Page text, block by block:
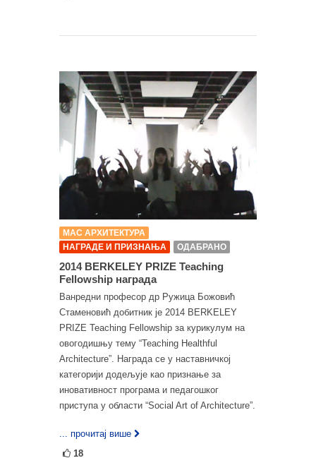
МАС АРХИТЕКТУРА
НАГРАДЕ И ПРИЗНАЊА
ОДАБРАНО
2014 BERKELEY PRIZE Teaching
Fellowship награда
Ванредни професор др Ружица Божовић
Стаменовић добитник је 2014 BERKELEY
PRIZE Teaching Fellowship за курикулум на
овогодишњу тему “Teaching Healthful
Architecture”. Награда се у наставничкој
категорији додељује као признање за
иновативност програма и педагошког
приступа у области “Social Art of Architecture”.
... прочитај више
18